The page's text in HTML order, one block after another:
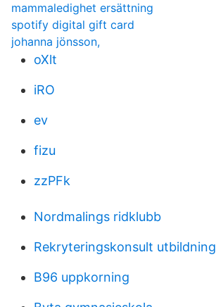
mammaledighet ersättning
spotify digital gift card
johanna jönsson,
oXlt
iRO
ev
fizu
zzPFk
Nordmalings ridklubb
Rekryteringskonsult utbildning
B96 uppkorning